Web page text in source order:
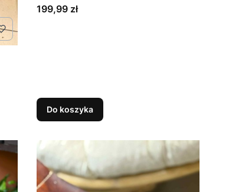
Cena
199,99 zł
Do koszyka